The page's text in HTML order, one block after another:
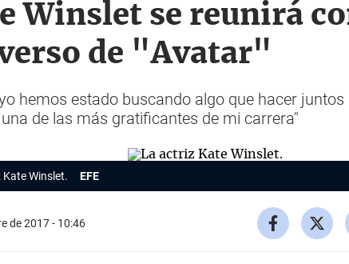
Winslet se reunirá
de "Avatar"
hemos estado buscando algo que hacer
de las más gratificantes de mi carrera"
Winslet. EFE
de 2017 - 10:46